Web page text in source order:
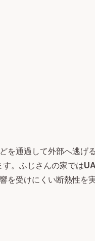
を通過して外部へ逃げ
。ふじさんの家では
を受けにくい断熱性を